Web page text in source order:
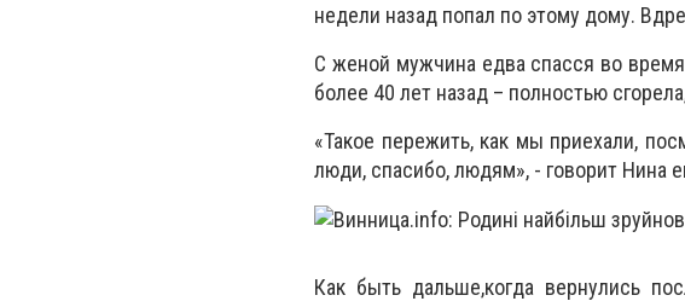
недели назад попал по этому дому.
С женой мужчина едва спасся во
более 40 лет назад – полностью
«Такое пережить, как мы приехали,
люди, спасибо, людям», - говорит Нина
Как быть дальше,когда вернулись